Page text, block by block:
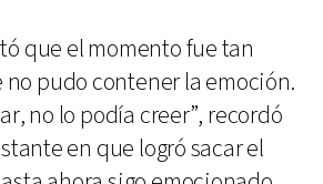
que el momento fue tan
pudo contener la emoción.
no lo podía creer”, recordó
en que logró sacar el